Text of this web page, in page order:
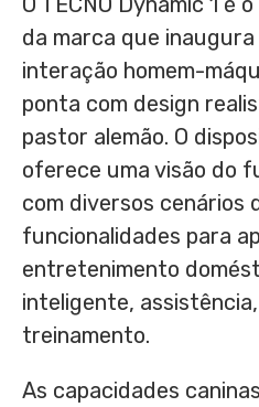
da marca que
interação homem-
ponta com design
pastor alemão. O
oferece uma visão do
com diversos cenários
funcionalidades para
entretenimento
inteligente,
treinamento.
As capacidades